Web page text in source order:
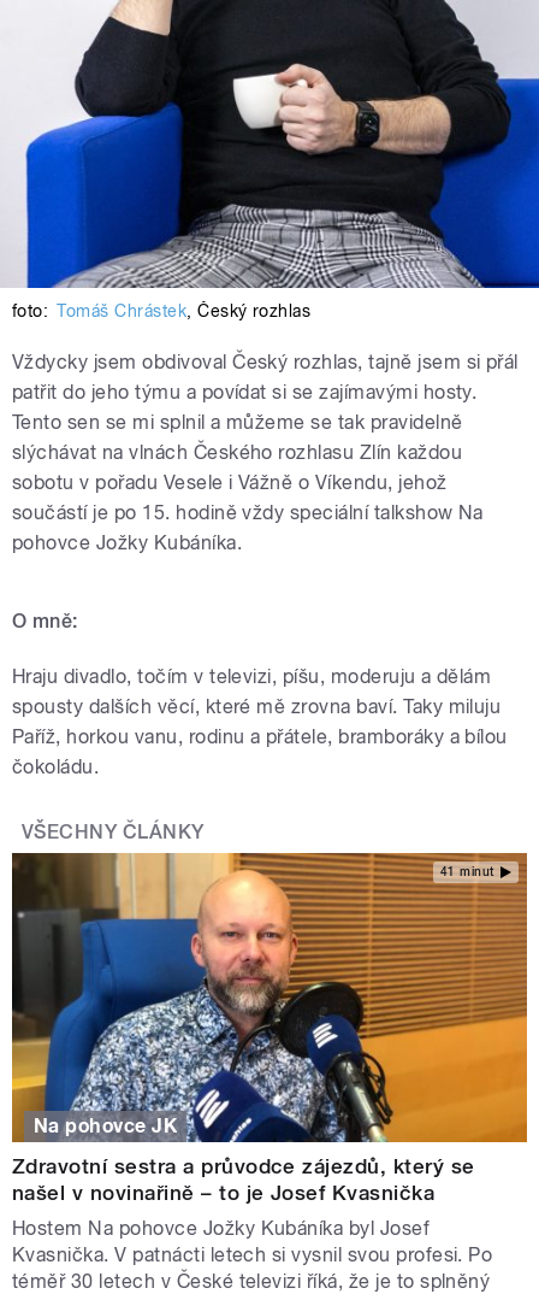
foto: Tomáš Chrástek,Český rozhlas
Vždycky jsem obdivoval Český rozhlas, tajně jsem si přál
patřit do jeho týmu a povídat si se zajímavými hosty.
Tento sen se mi splnil a můžeme se tak pravidelně
slýchávat na vlnách Českého rozhlasu Zlín každou
sobotu v pořadu Vesele i Vážně o Víkendu, jehož
součástí je po 15. hodině vždy speciální talkshow Na
pohovce Jožky Kubáníka.
O mně:
Hraju divadlo, točím v televizi, píšu, moderuju a dělám
spousty dalších věcí, které mě zrovna baví. Taky miluju
Paříž, horkou vanu, rodinu a přátele, bramboráky a bílou
čokoládu.
VŠECHNY ČLÁNKY
41 minut
Na pohovce JK
Zdravotní sestra a průvodce zájezdů, který se
našel v novinařině – to je Josef Kvasnička
Hostem Na pohovce Jožky Kubáníka byl Josef
Kvasnička. V patnácti letech si vysnil svou profesi. Po
téměř 30 letech v České televizi říká, že je to splněný